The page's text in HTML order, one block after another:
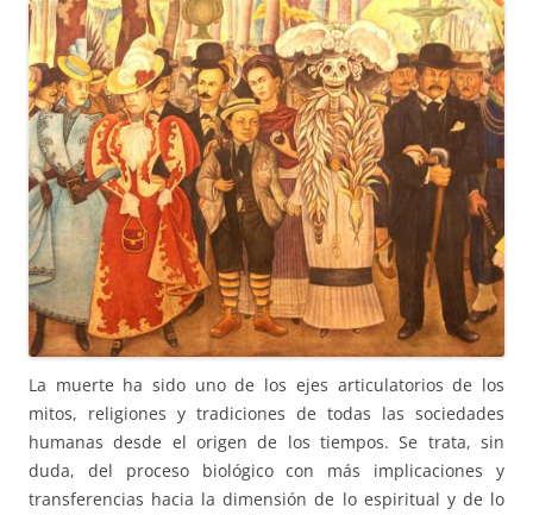
La muerte ha sido uno de los ejes articulatorios de los
mitos, religiones y tradiciones de todas las sociedades
humanas desde el origen de los tiempos. Se trata, sin
duda, del proceso biológico con más implicaciones y
transferencias hacia la dimensión de lo espiritual y de lo